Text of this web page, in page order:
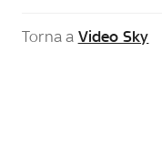
Torna a Video Sky